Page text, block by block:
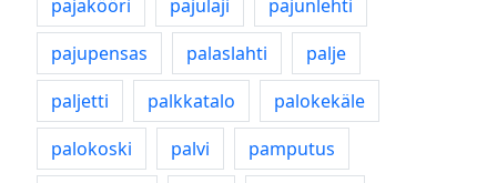
pajakööri
pajulaji
pajunlehti
pajupensas
palaslahti
palje
paljetti
palkkatalo
palokekäle
palokoski
palvi
pamputus